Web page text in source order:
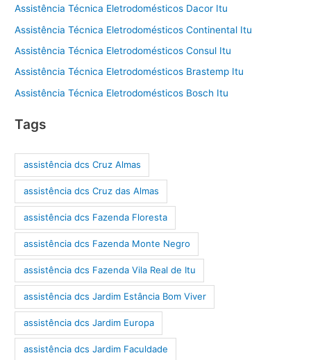
Assistência Técnica Eletrodomésticos Dacor Itu
Assistência Técnica Eletrodomésticos Continental Itu
Assistência Técnica Eletrodomésticos Consul Itu
Assistência Técnica Eletrodomésticos Brastemp Itu
Assistência Técnica Eletrodomésticos Bosch Itu
Tags
assistência dcs Cruz Almas
assistência dcs Cruz das Almas
assistência dcs Fazenda Floresta
assistência dcs Fazenda Monte Negro
assistência dcs Fazenda Vila Real de Itu
assistência dcs Jardim Estância Bom Viver
assistência dcs Jardim Europa
assistência dcs Jardim Faculdade